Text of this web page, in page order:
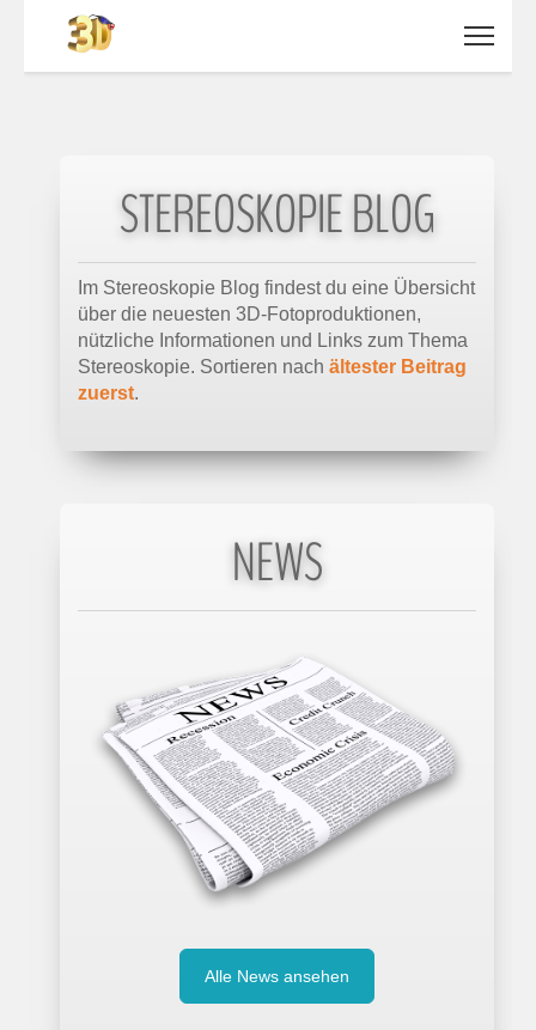
STEREOSKOPIE BLOG
Im Stereoskopie Blog findest du eine Übersicht
über die neuesten 3D-Fotoproduktionen,
nützliche Informationen und Links zum Thema
Stereoskopie. Sortieren nach ältester Beitrag
zuerst.
NEWS
Alle News ansehen